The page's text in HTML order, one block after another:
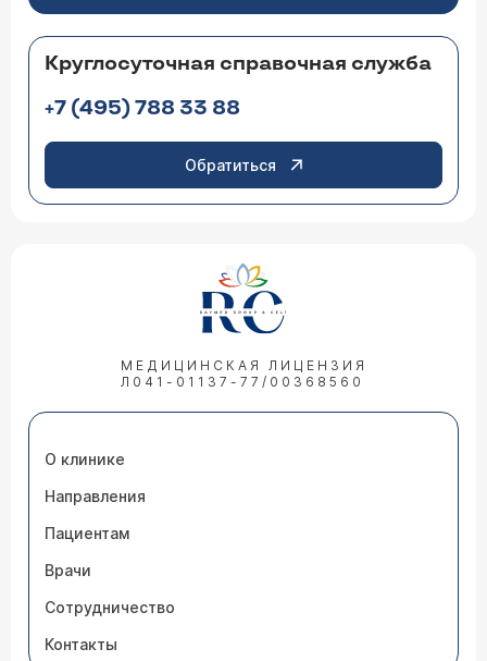
Круглосуточная справочная служба
+7 (495) 788 33 88
Обратиться
МЕДИЦИНСКАЯ ЛИЦЕНЗИЯ
Л041-01137-77/00368560
О клинике
Направления
Пациентам
Врачи
Сотрудничество
Контакты